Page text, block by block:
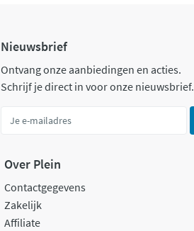
Nieuwsbrief
Ontvang onze aanbiedingen en acties.
Schrijf je direct in voor onze nieuwsbrief.
Over Plein
Contactgegevens
Zakelijk
Affiliate